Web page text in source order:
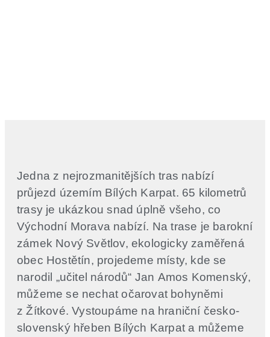
Jedna z nejrozmanitějších tras nabízí
průjezd územím Bílých Karpat. 65 kilometrů
trasy je ukázkou snad úplně všeho, co
Východní Morava nabízí. Na trase je barokní
zámek Nový Světlov, ekologicky zaměřená
obec Hostětín, projedeme místy, kde se
narodil „učitel národů“ Jan Amos Komenský,
můžeme se nechat očarovat bohyněmi
z Žítkové. Vystoupáme na hraniční česko-
slovenský hřeben Bílých Karpat a můžeme